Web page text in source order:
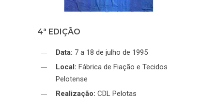
4ª EDIÇÃO
Data: 7 a 18 de julho de 1995
Local: Fábrica de Fiação e Tecidos
Pelotense
Realização: CDL Pelotas